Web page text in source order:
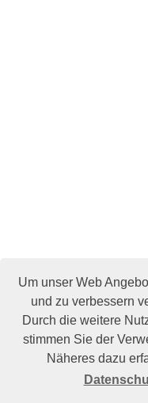
Um unser Web
und zu verbessern
Durch die weitere
stimmen Sie der
Näheres dazu